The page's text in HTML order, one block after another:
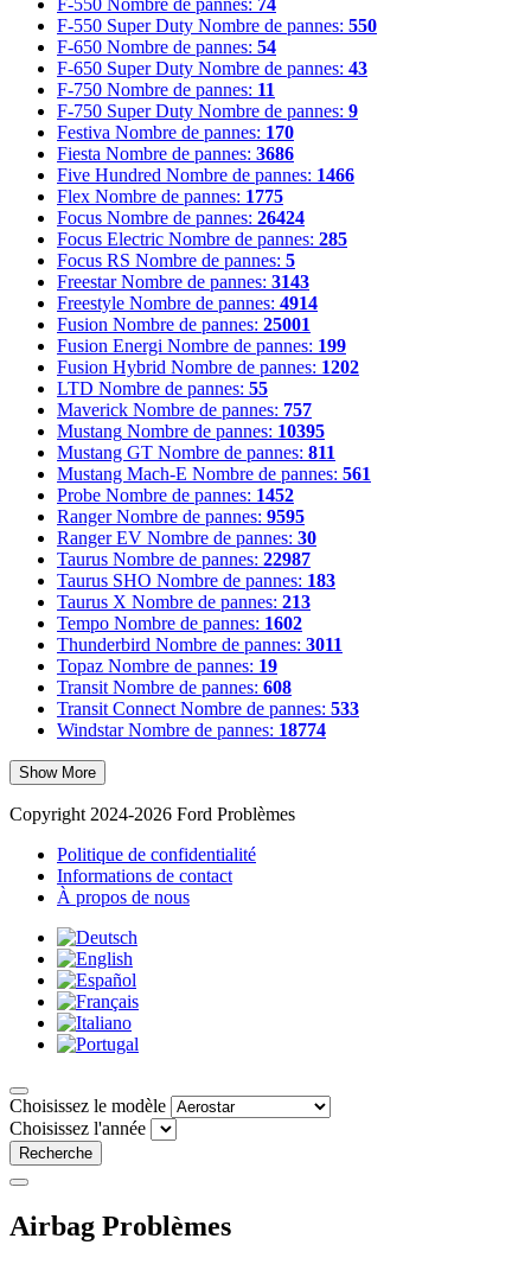
F-550 Super Duty Nombre de pannes: 550
F-650 Nombre de pannes: 54
F-650 Super Duty Nombre de pannes: 43
F-750 Nombre de pannes: 11
F-750 Super Duty Nombre de pannes: 9
Festiva Nombre de pannes: 170
Fiesta Nombre de pannes: 3686
Five Hundred Nombre de pannes: 1466
Flex Nombre de pannes: 1775
Focus Nombre de pannes: 26424
Focus Electric Nombre de pannes: 285
Focus RS Nombre de pannes: 5
Freestar Nombre de pannes: 3143
Freestyle Nombre de pannes: 4914
Fusion Nombre de pannes: 25001
Fusion Energi Nombre de pannes: 199
Fusion Hybrid Nombre de pannes: 1202
LTD Nombre de pannes: 55
Maverick Nombre de pannes: 757
Mustang Nombre de pannes: 10395
Mustang GT Nombre de pannes: 811
Mustang Mach-E Nombre de pannes: 561
Probe Nombre de pannes: 1452
Ranger Nombre de pannes: 9595
Ranger EV Nombre de pannes: 30
Taurus Nombre de pannes: 22987
Taurus SHO Nombre de pannes: 183
Taurus X Nombre de pannes: 213
Tempo Nombre de pannes: 1602
Thunderbird Nombre de pannes: 3011
Topaz Nombre de pannes: 19
Transit Nombre de pannes: 608
Transit Connect Nombre de pannes: 533
Windstar Nombre de pannes: 18774
Show More
Copyright 2024-2026 Ford Problèmes
Politique de confidentialité
Informations de contact
À propos de nous
Choisissez le modèle
Choisissez l'année
Recherche
Airbag Problèmes